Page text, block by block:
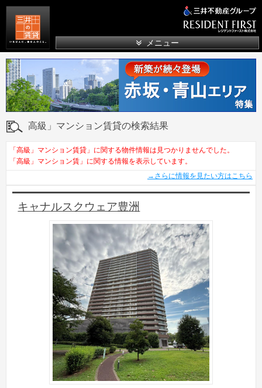
メニュー
高級」マンション賃貸の検索結果
「高級」マンション賃貸」に関する物件情報は見つかりませんでした。
「高級」マンション賃」に関する情報を表示しています。
→さらに情報を見たい方はこちら
キャナルスクウェア豊洲